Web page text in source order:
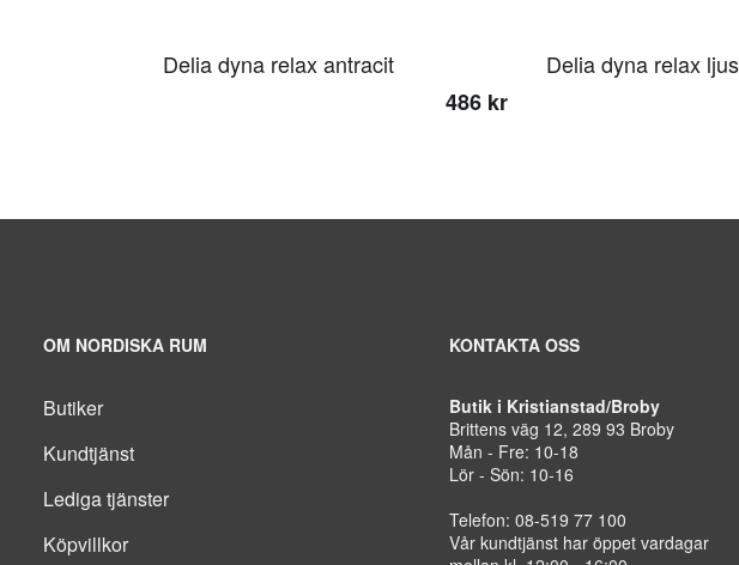
Delia dyna relax antracit
486 kr
Delia dyna relax
OM NORDISKA RUM
Butiker
Kundtjänst
Lediga tjänster
Köpvillkor
KONTAKTA OSS
Butik i Kristianstad/Broby
Brittens väg 12, 289 93 Broby
Mån - Fre: 10-18
Lör - Sön: 10-16
Telefon: 08-519 77 100
Vår kundtjänst har öppet vardagar